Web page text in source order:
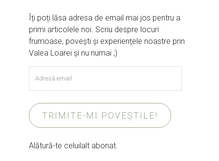
Îți poți lăsa adresa de email mai jos pentru a
primi articolele noi. Scriu despre locuri
frumoase, povești și experiențele noastre prin
Valea Loarei și nu numai ;)
email
TRIMITE-MI POVEȘTILE!
Alătură-te celuilalt abonat.